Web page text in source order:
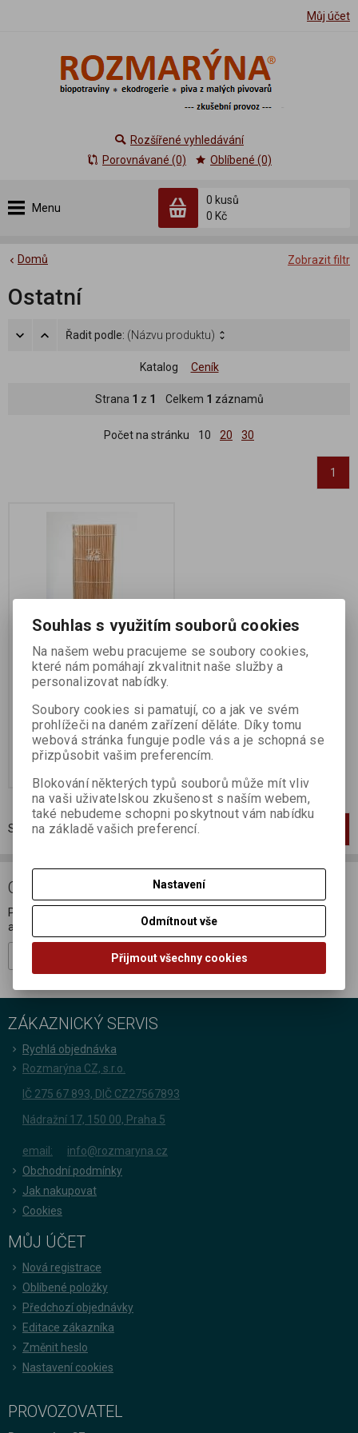
Můj účet
Menu
0 kusů
0 Kč
Rozšířené vyhledávání
Porovnávané (0)
Oblíbené (0)
Zobrazit filtr
Domů
Ostatní
Řadit podle: (Názvu produktu)
Katalog Ceník
Strana 1 z 1 Celkem 1 záznamů
Počet na stránku 10 20 30
1
Rohožka na Sushi
Katalogové číslo:000424
76 Kč
Strana 1z 1 Celkem1záznamů
ODBĚR NOVINEK
Přihlašte se k odběru novinek a buďte informováni o novinkách,
akcích a soutěžích.
ZÁKAZNICKÝ SERVIS
Rychlá objednávka
Rozmarýna CZ, s.r.o.
IČ 275 67 893, DIČ CZ27567893
Nádražní 17, 150 00, Praha 5
email:
info@rozmaryna.cz
Obchodní podmínky
Jak nakupovat
Cookies
MŮJ ÚČET
Nová registrace
Oblíbené položky
Předchozí objednávky
Editace zákazníka
Změnit heslo
Nastavení cookies
PROVOZOVATEL
Souhlas s využitím souborů cookies
Na našem webu pracujeme se soubory cookies,
které nám pomáhají zkvalitnit naše služby a
personalizovat nabídky.
Soubory cookies si pamatují, co a jak ve svém
prohlížeči na daném zařízení děláte. Díky tomu
webová stránka funguje podle vás a je schopná se
přizpůsobit vašim preferencím.
Blokování některých typů souborů může mít vliv
na vaši uživatelskou zkušenost s naším webem,
také nebudeme schopni poskytnout vám nabídku
na základě vašich preferencí.
Nastavení
Odmítnout vše
Přijmout všechny cookies